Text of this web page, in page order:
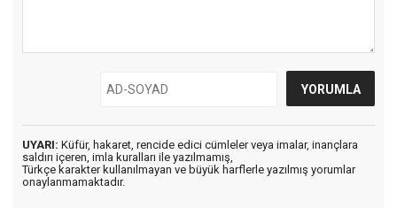
UYARI: Küfür, hakaret, rencide edici cümleler veya imalar, inançlara
saldırı içeren, imla kuralları ile yazılmamış,
Türkçe karakter kullanılmayan ve büyük harflerle yazılmış yorumlar
onaylanmamaktadır.